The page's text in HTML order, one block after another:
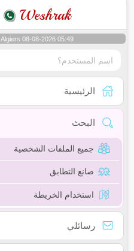
Weshrak
Algiers 08-08-2026 05:49
الرئيسية
البحث
جميع الملفات الشخصية
صانع التطابق
استخدام الخريطة
رسائلي